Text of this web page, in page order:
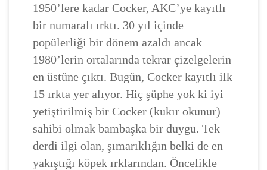
1950’lere kadar Cocker, AKC’ye kayıtlı
bir numaralı ırktı. 30 yıl içinde
popülerliği bir dönem azaldı ancak
1980’lerin ortalarında tekrar çizelgelerin
en üstüne çıktı. Bugün, Cocker kayıtlı ilk
15 ırkta yer alıyor. Hiç şüphe yok ki iyi
yetiştirilmiş bir Cocker (kukır okunur)
sahibi olmak bambaşka bir duygu. Tek
derdi ilgi olan, şımarıklığın belki de en
yakıştığı köpek ırklarından. Öncelikle